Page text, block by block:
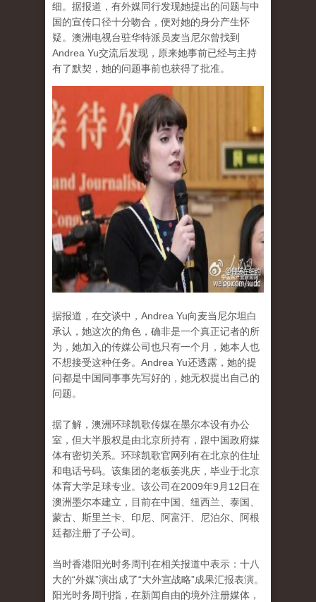
细。据报道，有外媒同行发现她提出的问题与中
国的宣传口径十分吻合，便对她的身分产生怀
疑。澳洲电视台驻华特派员麦当尼尔曾找到
Andrea Yu交流后发现，原来她事前已经与主持
有了默契，她的问题事前也获得了批准。
据报道，在交谈中，Andrea Yu向麦当尼尔坦白
承认，她这次的角色，确非是一个真正记者的所
为，她加入的传媒公司也只有一个月，她本人也
不想接受这种任务。Andrea Yu还透露，她的提
问都是中国同事事先写好的，她无权提出自己的
问题。
据了解，澳洲环球凯歌传媒在墨尔本设有办公
室，但大半股权是由北京所持有，跟中国政府媒
体有密切关系。环球凯歌官网列有在北京的住址
和电话号码。该集团的老板姜兆庆，毕业于北京
体育大学足球专业。该公司在2009年9月12日在
澳洲墨尔本建立，目前在中国、纽西兰、泰国、
蒙古、斯里兰卡、印尼、阿富汗、尼泊尔、阿根
廷都注册了子公司。
当时香港阳光时务周刊在相关报道中表示：十八
大的“外媒”演出成了“大外宣战略”成果汇报表演。
阳光时务周刊指，在新闻自由的境外注册媒体，